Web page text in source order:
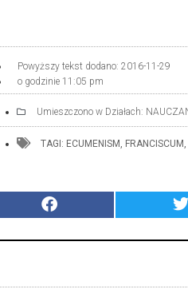
Powyższy tekst dodano: 2016-11-29
o godzinie 11:05 pm
Umieszczono w Działach:
TAGI: ECUMENISM , FRANCISCUM ,